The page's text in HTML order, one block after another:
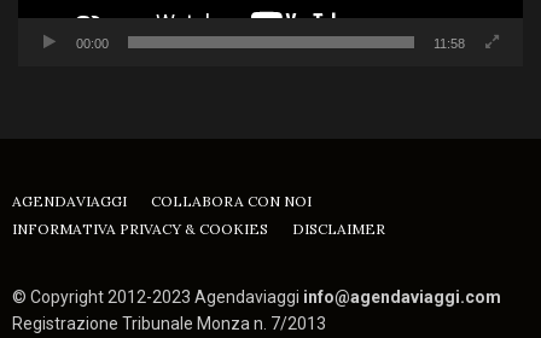
00:00 11:58
AGENDAVIAGGI
COLLABORA CON NOI
INFORMATIVA PRIVACY & COOKIES
DISCLAIMER
© Copyright 2012-2023 Agendaviaggi info@agendaviaggi.com
Registrazione Tribunale Monza n. 7/2013